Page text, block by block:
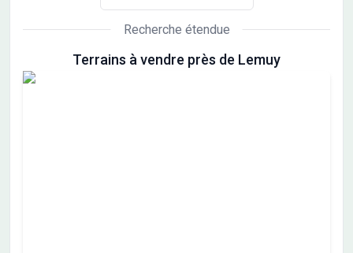
Recherche étendue
Terrains à vendre près de Lemuy